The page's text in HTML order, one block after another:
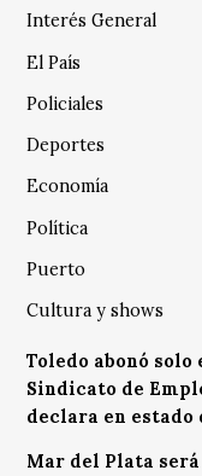
Interés General
El País
Policiales
Deportes
Economía
Política
Puerto
Cultura y shows
Toledo abonó
Sindicato de
declara en
Mar del Plata